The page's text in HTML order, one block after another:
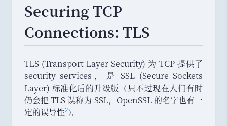
Securing TCP
Connections: TLS
TLS (Transport Layer Security) 为 TCP 提供了
security services ，
是 SSL (Secure Sockets
Layer) 标准化后的升级版 （只不过现在人们有时
仍会把 TLS 误称为 SSL， OpenSSL 的名字也有一
定的误导性2）。